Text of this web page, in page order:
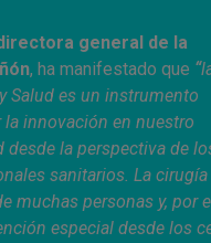
general de la
, ha manifestado que “
Salud es un instrumento
innovación en nuestro
desde la perspectiva de
sanitarios. La cirugía
muchas personas y, por
especial desde los